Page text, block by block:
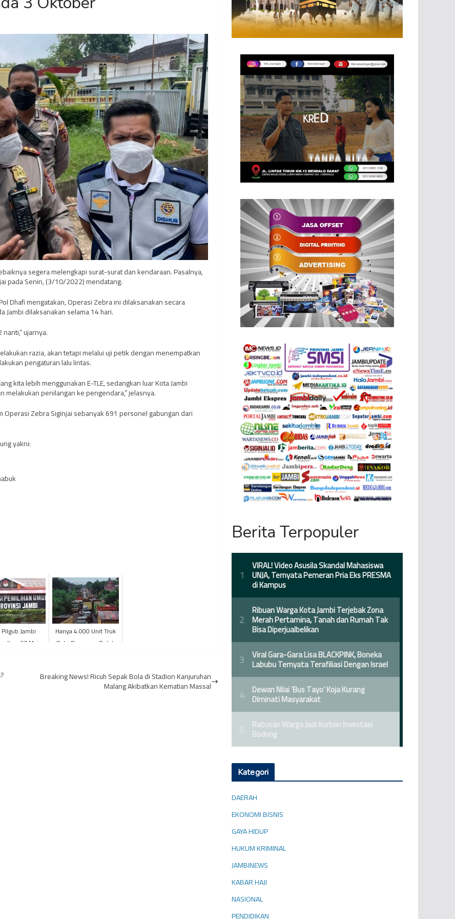
segera melengkapi surat-surat dan kendaraan. Pasalnya,
pada Senin, (3/10/2022) mendatang.
Dhafi mengatakan, Operasi Zebra ini dilaksanakan secara
Jambi dilaksanakan selama 14 hari.
ujarnya.
razia, akan tetapi melalui uji petik dengan menempatkan
pengaturan lalu lintas.
kita lebih menggunakan E-TLE, sedangkan luar Kota Jambi
penilangan ke pengendara,” jelasnya.
Zebra Siginjai sebanyak 691 personel gabungan dari
yakni:
Pilgub Jambi
27 Mei
Hanya 4.000 Unit Truk
Batu Bara yang Boleh
Breaking News! Ricuh Sepak Bola di Stadion Kanjuruhan
Malang Akibatkan Kematian Massal
Berita Terpopuler
Kategori
DAERAH
EKONOMI BISNIS
GAYA HIDUP
HUKUM KRIMINAL
JAMBINEWS
KABAR HAJI
NASIONAL
PENDIDIKAN